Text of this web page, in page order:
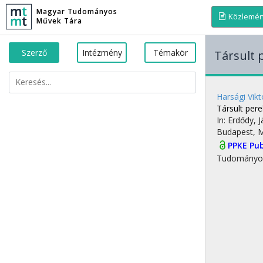
Magyar Tudományos
Művek Tára
Szerző Intézmény Témakör Társult
Harsági
Társult
In: Erdődy,
Budapest,
PPKE